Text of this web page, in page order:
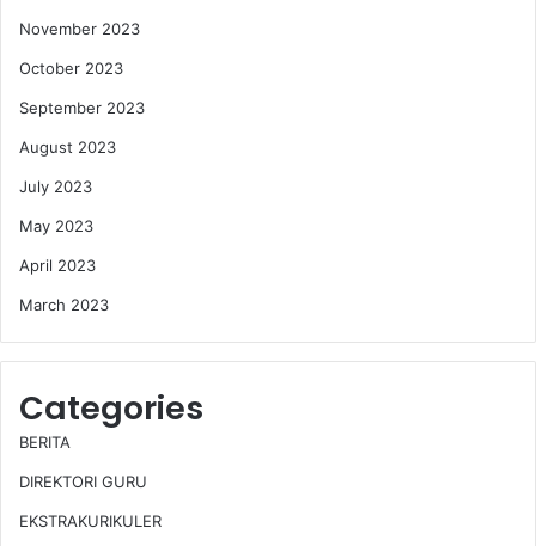
November 2023
October 2023
September 2023
August 2023
July 2023
May 2023
April 2023
March 2023
Categories
BERITA
DIREKTORI GURU
EKSTRAKURIKULER